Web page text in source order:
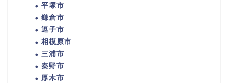
平塚市
鎌倉市
逗子市
相模原市
三浦市
秦野市
厚木市